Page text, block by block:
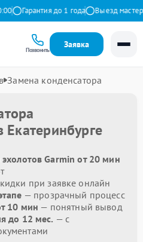
Гарантия до 1 года Выезд мастера
Позвонить
Заявка
Замена конденсатора
Екатеринбурге
Garmin от 20 мин
при заявке онлайн
— прозрачный процесс
10 мин — понятный вывод
до 12 мес. — с